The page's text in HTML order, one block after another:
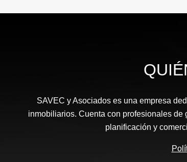
SAVEC y Asociados es una empresa
inmobiliarios. Cuenta con profesionales
planificación y